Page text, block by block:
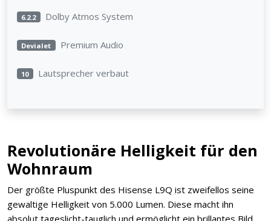
6.2.2 Dolby Atmos System
Devialet Premium Audio
10 Lautsprecher verbaut
Revolutionäre Helligkeit für den
Wohnraum
Der größte Pluspunkt des Hisense L9Q ist zweifellos seine
gewaltige Helligkeit von 5.000 Lumen. Diese macht ihn
absolut tageslicht-tauglich und ermöglicht ein brillantes Bild